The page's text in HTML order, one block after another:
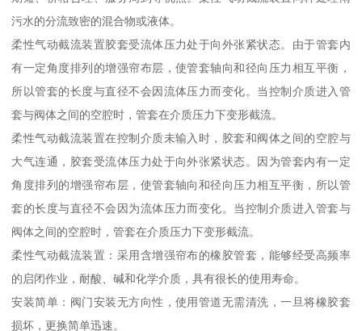
污水的分流致密的混合物或液体。
柔性气动截流装置胶套受流体压力处于向外张紧状态。由于管套内
有一定角度排列的增强帘布层，使管套轴向和径向压力相互平衡，
所以管套的长度与直径不会因流体压力而变化。当控制介质进入管
套与阀体之间的空腔时，管套在介质压力下变形截流。
柔性气动截流装置在控制介质未输入时，胶套和阀体之间的空腔与
大气连通，胶套受流体压力处于向外张紧状态。因为管套内有一定
角度排列的增强帘布层，使管套轴向和径向压力相互平衡，所以管
套的长度与直径不会因为流体压力而变化。当控制介质进入管套与
阀体之间的空腔时，管套在介质压力下变形截流。
柔性气动截流装置：采用含增强帘布的橡胶管套，能够经受高频率
的启闭作业，耐酸、碱和化学介质，具有很长的使用寿命。
安装简单：阀门安装无方向性，使用管道无需清洗，一旦将橡胶套
损坏，更换简单迅速。